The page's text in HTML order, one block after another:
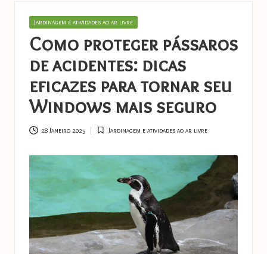
o
n
n
e
s
a
s
t
u
c
e
s
Posted
Jardinagem e atividades ao ar livre
Como proteger pássaros
de acidentes: dicas
eficazes para tornar seu
Windows mais seguro
28 Janeiro 2025
Posted
Jardinagem e atividades ao ar livre